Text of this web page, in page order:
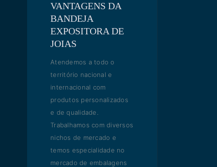
VANTAGENS DA
BANDEJA
EXPOSITORA DE
JOIAS
Atendemos a todo o
território nacional e
internacional com
produtos personalizados
e de qualidade.
Trabalhamos com diversos
nichos de mercado e
temos especialidade no
mercado de embalagens